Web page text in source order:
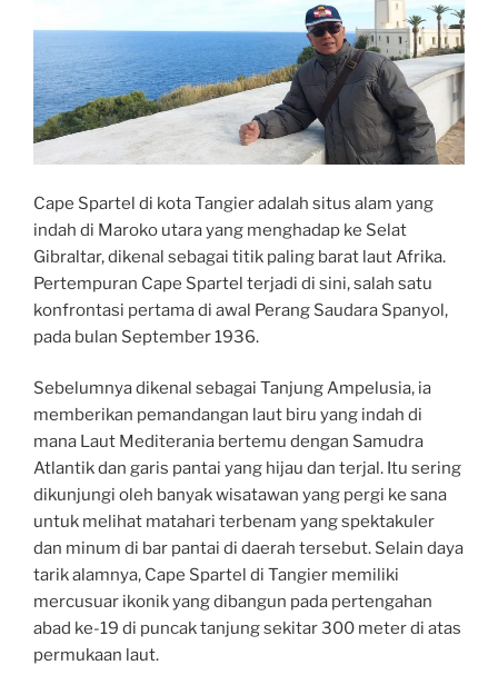
Cape Spartel di kota Tangier adalah situs alam yang
indah di Maroko utara yang menghadap ke Selat
Gibraltar, dikenal sebagai titik paling barat laut Afrika.
Pertempuran Cape Spartel terjadi di sini, salah satu
konfrontasi pertama di awal Perang Saudara Spanyol,
pada bulan September 1936.
Sebelumnya dikenal sebagai Tanjung Ampelusia, ia
memberikan pemandangan laut biru yang indah di
mana Laut Mediterania bertemu dengan Samudra
Atlantik dan garis pantai yang hijau dan terjal. Itu sering
dikunjungi oleh banyak wisatawan yang pergi ke sana
untuk melihat matahari terbenam yang spektakuler
dan minum di bar pantai di daerah tersebut. Selain daya
tarik alamnya, Cape Spartel di Tangier memiliki
mercusuar ikonik yang dibangun pada pertengahan
abad ke-19 di puncak tanjung sekitar 300 meter di atas
permukaan laut.